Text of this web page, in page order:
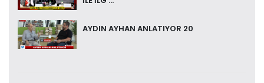
AYDIN AYHAN ANLATIYOR 20